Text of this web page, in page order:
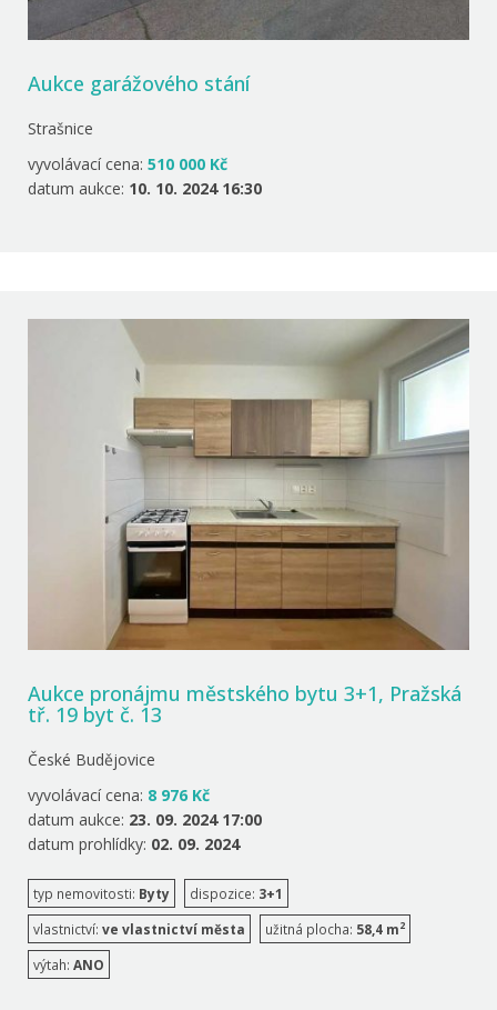
Aukce garážového stání
Strašnice
vyvolávací cena: 510 000 Kč
datum aukce: 10. 10. 2024 16:30
Aukce pronájmu městského bytu 3+1, Pražská
tř. 19 byt č. 13
České Budějovice
vyvolávací cena: 8 976 Kč
datum aukce: 23. 09. 2024 17:00
datum prohlídky: 02. 09. 2024
typ nemovitosti: Byty dispozice: 3+1
vlastnictví: ve vlastnictví města užitná plocha: 58,4 m2
výtah: ANO